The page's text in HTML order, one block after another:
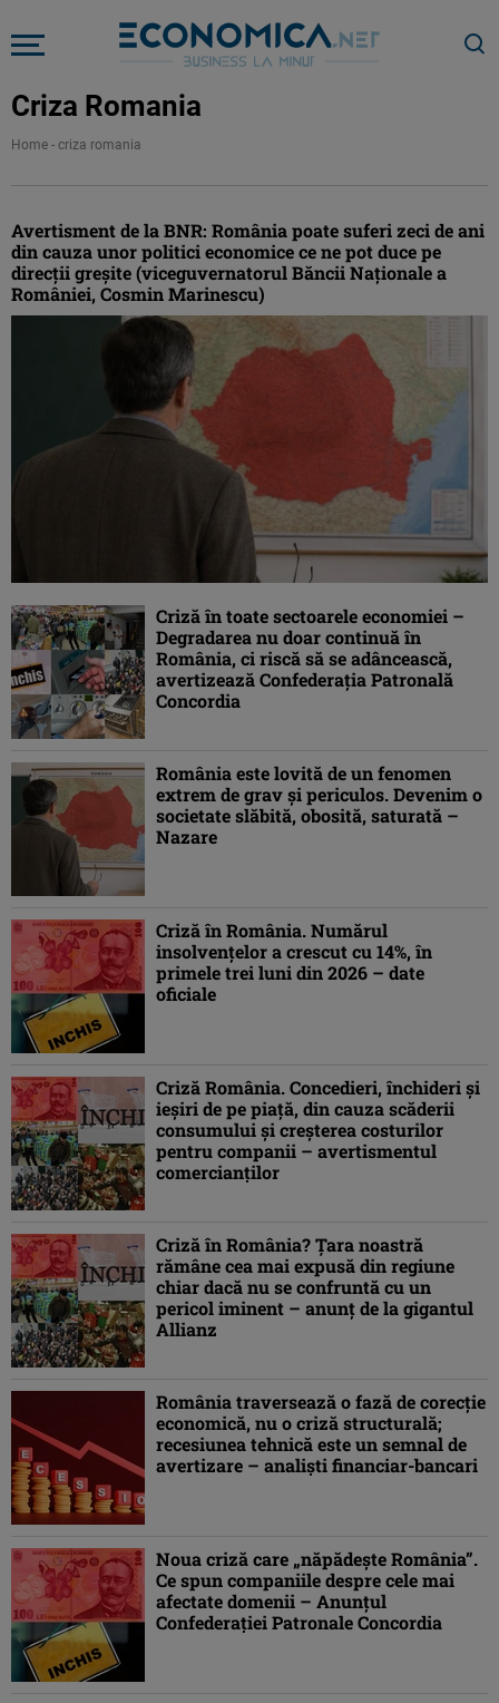
Criza Romania
Home - criza romania
Avertisment de la BNR: România poate suferi zeci de ani
din cauza unor politici economice ce ne pot duce pe
direcţii greşite (viceguvernatorul Băncii Naţionale a
României, Cosmin Marinescu)
Criză în toate sectoarele economiei –
Degradarea nu doar continuă în
România, ci riscă să se adâncească,
avertizează Confederaţia Patronală
Concordia
România este lovită de un fenomen
extrem de grav şi periculos. Devenim o
societate slăbită, obosită, saturată –
Nazare
Criză în România. Numărul
insolvenţelor a crescut cu 14%, în
primele trei luni din 2026 – date
oficiale
Criză România. Concedieri, închideri şi
ieşiri de pe piaţă, din cauza scăderii
consumului şi creșterea costurilor
pentru companii – avertismentul
comercianţilor
Criză în România? Ţara noastră
rămâne cea mai expusă din regiune
chiar dacă nu se confruntă cu un
pericol iminent – anunţ de la gigantul
Allianz
România traversează o fază de corecţie
economică, nu o criză structurală;
recesiunea tehnică este un semnal de
avertizare – analiști financiar-bancari
Noua criză care „năpădeşte România”.
Ce spun companiile despre cele mai
afectate domenii – Anunțul
Confederaţiei Patronale Concordia